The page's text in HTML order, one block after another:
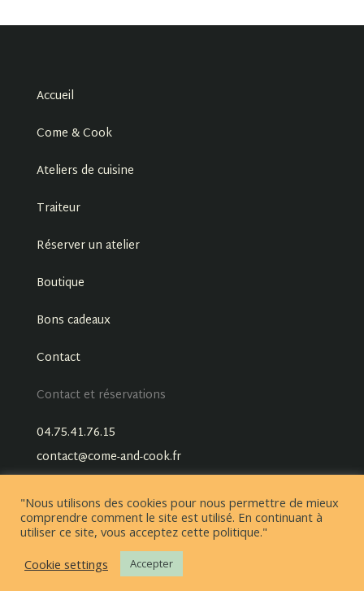
Accueil
Come & Cook
Ateliers de cuisine
Traiteur
Réserver un atelier
Boutique
Bons cadeaux
Contact
Contact et réservations
04.75.41.76.15
contact@come-and-cook.fr
"Nous utilisons des cookies pour nous permettre de mieux
comprendre comment le site est utilisé. En continuant à
utiliser ce site, vous acceptez cette politique."
Cookie settings
Accepter